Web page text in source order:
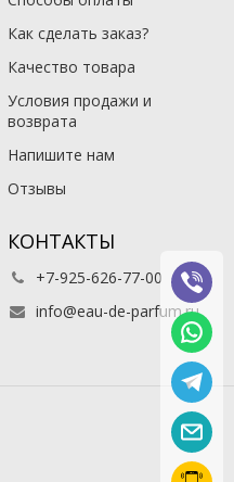
Как сделать заказ?
Качество товара
Условия продажи и
возврата
Напишите нам
Отзывы
КОНТАКТЫ
+7-925-626-77-00
info@eau-de-parfum.ru